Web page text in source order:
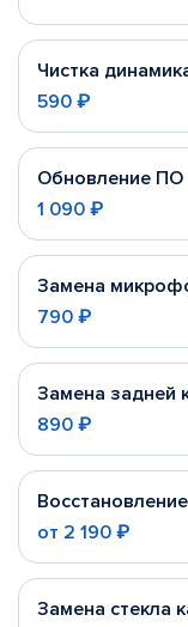
Чистка
590 ₽
Обновление ПО
1 090 ₽
Замена
790 ₽
Замена задней
890 ₽
от 2 190 ₽
Замена стекла